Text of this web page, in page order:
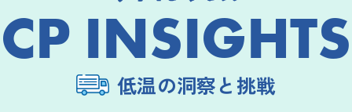
CP INSIGHTS
低温の洞察と挑戦